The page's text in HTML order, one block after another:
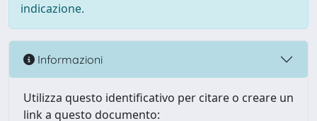
indicazione.
Informazioni
Utilizza questo identificativo per citare o creare un
link a questo documento: